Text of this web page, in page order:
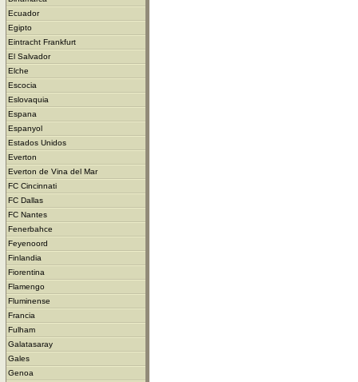
Ecuador
Egipto
Eintracht Frankfurt
El Salvador
Elche
Escocia
Eslovaquia
Espana
Espanyol
Estados Unidos
Everton
Everton de Vina del Mar
FC Cincinnati
FC Dallas
FC Nantes
Fenerbahce
Feyenoord
Finlandia
Fiorentina
Flamengo
Fluminense
Francia
Fulham
Galatasaray
Gales
Genoa